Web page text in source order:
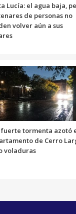
Lucía: el agua baja,
de personas no
volver aún a sus
fuerte tormenta azotó
de Cerro
voladuras